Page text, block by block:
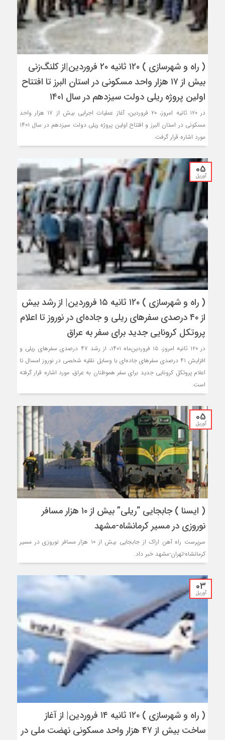
( راه و شهرسازی ) ۱۲۰ ثانیه ۲۰ فروردین‌|از کلنگ‌زنی
بیش از ۱۷ هزار واحد مسکونی در استان البرز تا افتتاح
اولین پروژه ریلی دولت سیزدهم در سال ۱۴۰۱
در ۱۲۰ ثانیه امروز، ۲۰ فروردین‌، آغاز عملیات اجرایی بیش از ۱۷ هزار واحد
مسکونی در استان البرز و افتتاح اولین پروژه ریلی دولت سیزدهم در سال ۱۴۰۱
مورد اشاره قرار گرفت.
05
آوریل
( راه و شهرسازی ) ۱۲۰ ثانیه ۱۵ فروردین‌| از رشد بیش
از ۴۰ درصدی سفرهای ریلی و جاده‌ای در نوروز تا اعلام
پروتکل کرونایی جدید برای سفر به عراق
در ۱۲۰ ثانیه امروز، ۱۵ فروردین‌ماه ۱۴۰۱، از رشد ۴۷ درصدی سفرهای ریلی و
افزایش ۴۱ درصدی سفرهای جاده‌ای با وسایل نقلیه شخصی در نوروز امسال تا
اعلام پروتکل کرونایی جدید برای سفر هموطنان به عراق، مورد اشاره قرار گرفته
است.
05
آوریل
( ایسنا ) جابجایی “ریلی” بیش از ۱۰ هزار مسافر
نوروزی در مسیر کرمانشاه-مشهد
سرپرست راه آهن اراک از جابجایی بیش از ۱۰ هزار مسافر نوروزی در مسیر
کرمانشاه-تهران-مشهد خبر داد.
03
آوریل
( راه و شهرسازی ) ۱۲۰ ثانیه ۱۴ فروردین‌| از آغاز
ساخت بیش از ۴۷ هزار واحد مسکونی نهضت ملی در